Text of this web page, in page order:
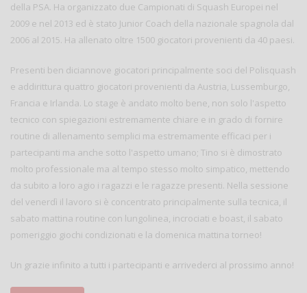
della PSA. Ha organizzato due Campionati di Squash Europei nel
2009 e nel 2013 ed è stato Junior Coach della nazionale spagnola dal
2006 al 2015. Ha allenato oltre 1500 giocatori provenienti da 40 paesi.
Presenti ben diciannove giocatori principalmente soci del Polisquash
e addirittura quattro giocatori provenienti da Austria, Lussemburgo,
Francia e Irlanda. Lo stage è andato molto bene, non solo l'aspetto
tecnico con spiegazioni estremamente chiare e in grado di fornire
routine di allenamento semplici ma estremamente efficaci per i
partecipanti ma anche sotto l'aspetto umano; Tino si è dimostrato
molto professionale ma al tempo stesso molto simpatico, mettendo
da subito a loro agio i ragazzi e le ragazze presenti. Nella sessione
del venerdì il lavoro si è concentrato principalmente sulla tecnica, il
sabato mattina routine con lungolinea, incrociati e boast, il sabato
pomeriggio giochi condizionati e la domenica mattina torneo!
Un grazie infinito a tutti i partecipanti e arrivederci al prossimo anno!